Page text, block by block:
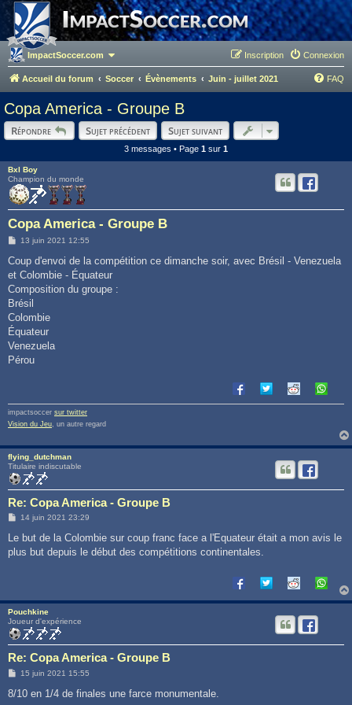
ImpactSoccer.com Connexion
Inscription
Accueil du forum Soccer Évènements Juin - juillet 2021 FAQ
Copa America - Groupe B
Répondre Sujet précédent Sujet suivant
3 messages • Page 1 sur 1
Bxl Boy
Champion du monde
Copa America - Groupe B
M
s
a
g
13 juin 2021 12:55
Coup d'envoi de la compétition ce dimanche soir, avec Brésil - Venezuela
et Colombie - Équateur
Composition du groupe :
Brésil
Colombie
Équateur
Venezuela
Pérou
impactsoccer sur twitter
Vision du Jeu , un autre regard
flying_dutchman
Titulaire indiscutable
Re: Copa America - Groupe B
M
s
a
14 juin 2021 23:29
Le but de la Colombie sur coup franc face a l'Equateur était a mon avis le
plus but depuis le début des compétitions continentales.
Pouchkine
Joueur d'expérience
Re: Copa America - Groupe B
M
s
15 juin 2021 15:55
8/10 en 1/4 de finales une farce monumentale.